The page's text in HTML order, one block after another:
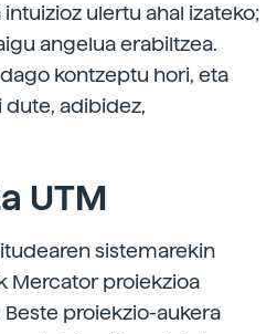
ulertu ahal izateko;
angelua erabiltzea.
kontzeptu hori, eta
dute, adibidez,
UTM
sistemarekin
Mercator proiekzioa
proiekzio-aukera